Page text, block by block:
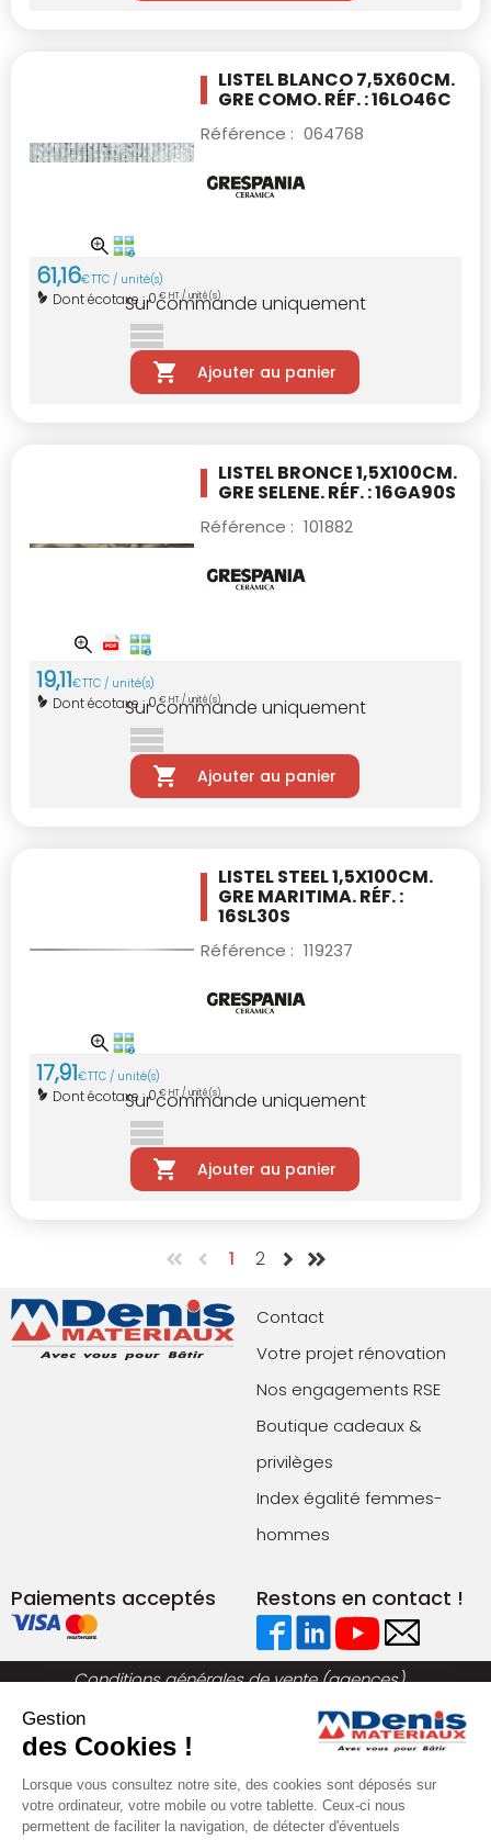
LISTEL BLANCO 7,5X60CM.
GRE COMO. RÉF. : 16LO46C
Référence : 064768
61,16€TTC / unité(s)
Dont écotaxe :0 € HT / unité(s)
Sur commande uniquement
Ajouter au panier
LISTEL BRONCE 1,5X100CM.
GRE SELENE. RÉF. : 16GA90S
Référence : 101882
19,11€TTC / unité(s)
Dont écotaxe :0 € HT / unité(s)
Sur commande uniquement
Ajouter au panier
LISTEL STEEL 1,5X100CM.
GRE MARITIMA. RÉF. :
16SL30S
Référence : 119237
17,91€TTC / unité(s)
Dont écotaxe :0 € HT / unité(s)
Sur commande uniquement
Ajouter au panier
1 2
Contact
Votre projet rénovation
Nos engagements RSE
Boutique cadeaux &
privilèges
Index égalité femmes-
hommes
Paiements acceptés Restons en contact !
Conditions générales de vente (agences)
Conditions générales de vente (e-commerce)
Plan du site
Politique de confidentialité
Gestion
des Cookies !
Lorsque vous consultez notre site, des cookies sont déposés sur
votre ordinateur, votre mobile ou votre tablette. Ceux-ci nous
permettent de faciliter la navigation, de détecter d'éventuels